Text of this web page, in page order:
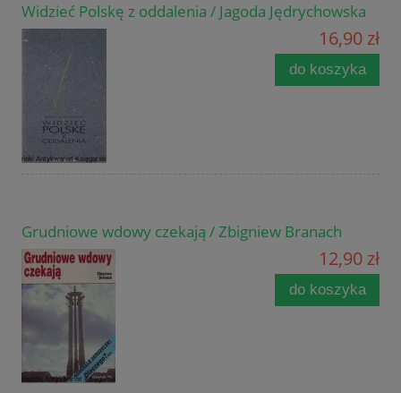
Widzieć Polskę z oddalenia / Jagoda Jędrychowska
16,90 zł
do koszyka
Grudniowe wdowy czekają / Zbigniew Branach
12,90 zł
do koszyka